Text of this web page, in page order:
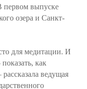
первом выпуске
озера и Санкт-
для медитации. И
как
ведущая